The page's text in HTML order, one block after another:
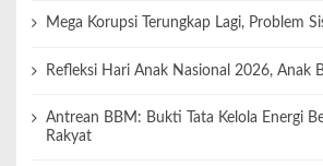
Mega Korupsi Terungkap Lagi, Problem
Refleksi Hari Anak Nasional 2026, Anak
Antrean BBM: Bukti Tata Kelola Energi
Rakyat